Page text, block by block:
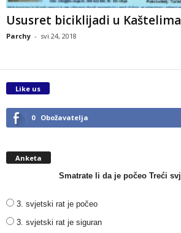
Ususret biciklijadi u Kaštelima
Parchy - svi 24, 2018
Like us
0 Obožavatelja
Anketa
Smatrate li da je počeo Treći
3. svjetski rat je počeo
3. svjetski rat je siguran